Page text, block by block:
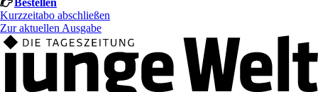
Kurzzeitabo abschließen
Zur aktuellen Ausgabe